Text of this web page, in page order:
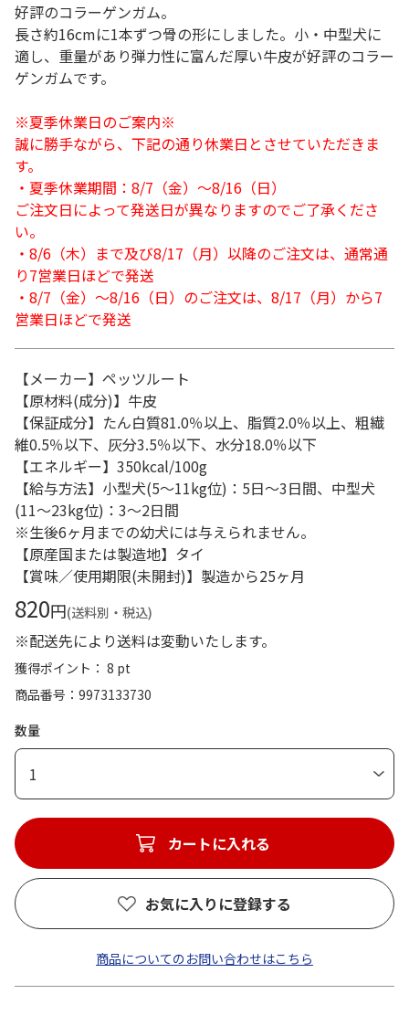
好評のコラーゲンガム。
長さ約16cmに1本ずつ骨の形にしました。小・中型犬に
適し、重量があり弾力性に富んだ厚い牛皮が好評のコラー
ゲンガムです。
※夏季休業日のご案内※
誠に勝手ながら、下記の通り休業日とさせていただきま
す。
・夏季休業期間：8/7（金）～8/16（日）
ご注文日によって発送日が異なりますのでご了承くださ
い。
・8/6（木）まで及び8/17（月）以降のご注文は、通常通
り7営業日ほどで発送
・8/7（金）～8/16（日）のご注文は、8/17（月）から7
営業日ほどで発送
【メーカー】ペッツルート
【原材料(成分)】牛皮
【保証成分】たん白質81.0％以上、脂質2.0％以上、粗繊
維0.5％以下、灰分3.5％以下、水分18.0％以下
【エネルギー】350kcal/100g
【給与方法】小型犬(5～11kg位)：5日～3日間、中型犬
(11～23kg位)：3～2日間
※生後6ヶ月までの幼犬には与えられません。
【原産国または製造地】タイ
【賞味／使用期限(未開封)】製造から25ヶ月
820円(送料別・税込)
※配送先により送料は変動いたします。
獲得ポイント： 8 pt
商品番号
9973133730
数量
1
カートに入れる
お気に入りに登録する
商品についてのお問い合わせはこちら